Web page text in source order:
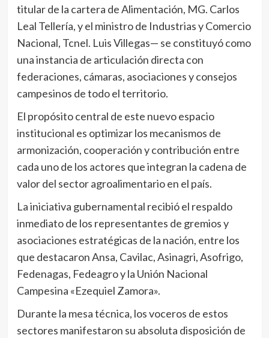
titular de la cartera de Alimentación, MG. Carlos
Leal Tellería, y el ministro de Industrias y Comercio
Nacional, Tcnel. Luis Villegas— se constituyó como
una instancia de articulación directa con
federaciones, cámaras, asociaciones y consejos
campesinos de todo el territorio.
El propósito central de este nuevo espacio
institucional es optimizar los mecanismos de
armonización, cooperación y contribución entre
cada uno de los actores que integran la cadena de
valor del sector agroalimentario en el país.
La iniciativa gubernamental recibió el respaldo
inmediato de los representantes de gremios y
asociaciones estratégicas de la nación, entre los
que destacaron Ansa, Cavilac, Asinagri, Asofrigo,
Fedenagas, Fedeagro y la Unión Nacional
Campesina «Ezequiel Zamora».
Durante la mesa técnica, los voceros de estos
sectores manifestaron su absoluta disposición de